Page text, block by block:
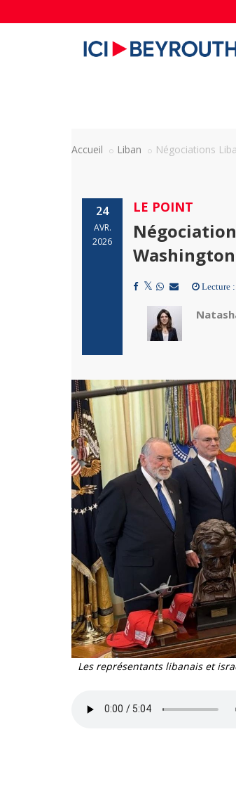
Accueil Liban Négociations
24
AVR.
2026
LE POINT
Washington
Lecture
Les représentants libanais et